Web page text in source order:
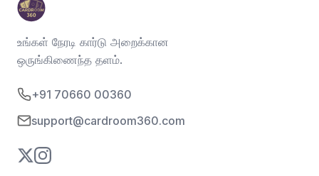
உங்கள் நேரடி கார்டு அறைக்கான
ஒருங்கிணைந்த தளம்.
+91 70660 00360
support@cardroom360.com